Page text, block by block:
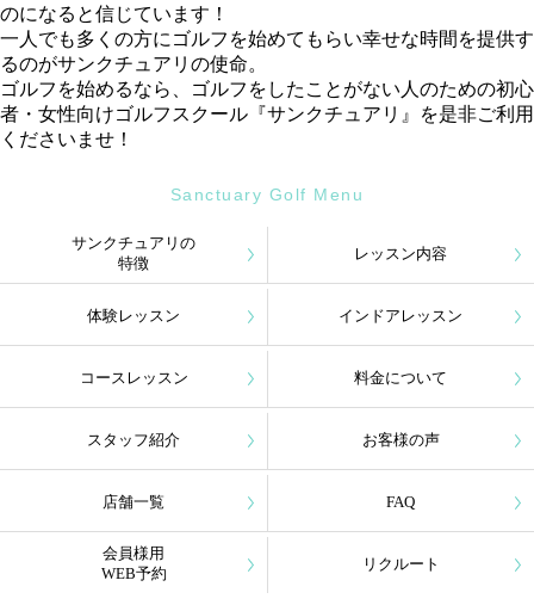
のになると信じています！
一人でも多くの方にゴルフを始めてもらい幸せな時間を提供す
るのがサンクチュアリの使命。
ゴルフを始めるなら、ゴルフをしたことがない人のための初心
者・女性向けゴルフスクール『サンクチュアリ』を是非ご利用
くださいませ！
Sanctuary Golf Menu
サンクチュアリの
特徴
レッスン内容
体験レッスン インドアレッスン
コースレッスン 料金について
スタッフ紹介 お客様の声
店舗一覧 FAQ
会員様用
WEB予約
リクルート